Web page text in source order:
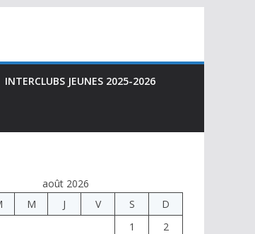
INTERCLUBS JEUNES 2025-2026
août 2026
M J V S
D
1
2